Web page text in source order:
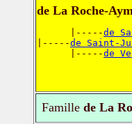
de La Roche-
      |-----
de
|-----de Saint-
      |-----
de
Famillede La